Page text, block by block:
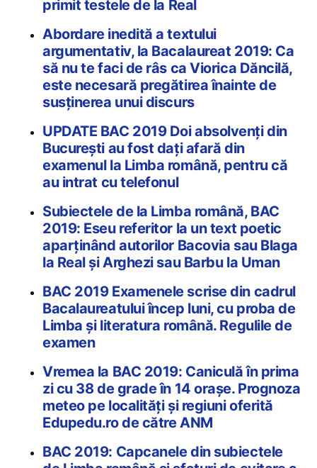
primit testele de la Real
Abordare inedită a textului
argumentativ, la Bacalaureat 2019: Ca
să nu te faci de râs ca Viorica Dăncilă,
este necesară pregătirea înainte de
susținerea unui discurs
UPDATE BAC 2019 Doi absolvenți din
București au fost dați afară din
examenul la Limba română, pentru că
au intrat cu telefonul
Subiectele de la Limba română, BAC
2019: Eseu referitor la un text poetic
aparținând autorilor Bacovia sau Blaga
la Real și Arghezi sau Barbu la Uman
BAC 2019 Examenele scrise din cadrul
Bacalaureatului încep luni, cu proba de
Limba și literatura română. Regulile de
examen
Vremea la BAC 2019: Caniculă în prima
zi cu 38 de grade în 14 orașe. Prognoza
meteo pe localități și regiuni oferită
Edupedu.ro de către ANM
BAC 2019: Capcanele din subiectele